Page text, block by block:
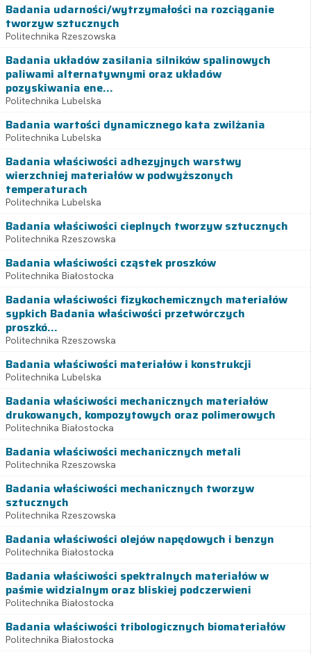
Badania udarności/wytrzymałości na rozciąganie
tworzyw sztucznych
Politechnika Rzeszowska
Badania układów zasilania silników spalinowych
paliwami alternatywnymi oraz układów
pozyskiwania ene...
Politechnika Lubelska
Badania wartości dynamicznego kata zwilżania
Politechnika Lubelska
Badania właściwości adhezyjnych warstwy
wierzchniej materiałów w podwyższonych
temperaturach
Politechnika Lubelska
Badania właściwości cieplnych tworzyw sztucznych
Politechnika Rzeszowska
Badania właściwości cząstek proszków
Politechnika Białostocka
Badania właściwości fizykochemicznych materiałów
sypkich Badania właściwości przetwórczych
proszkó...
Politechnika Rzeszowska
Badania właściwości materiałów i konstrukcji
Politechnika Lubelska
Badania właściwości mechanicznych materiałów
drukowanych, kompozytowych oraz polimerowych
Politechnika Białostocka
Badania właściwości mechanicznych metali
Politechnika Rzeszowska
Badania właściwości mechanicznych tworzyw
sztucznych
Politechnika Rzeszowska
Badania właściwości olejów napędowych i benzyn
Politechnika Białostocka
Badania właściwości spektralnych materiałów w
paśmie widzialnym oraz bliskiej podczerwieni
Politechnika Białostocka
Badania właściwości tribologicznych biomateriałów
Politechnika Białostocka